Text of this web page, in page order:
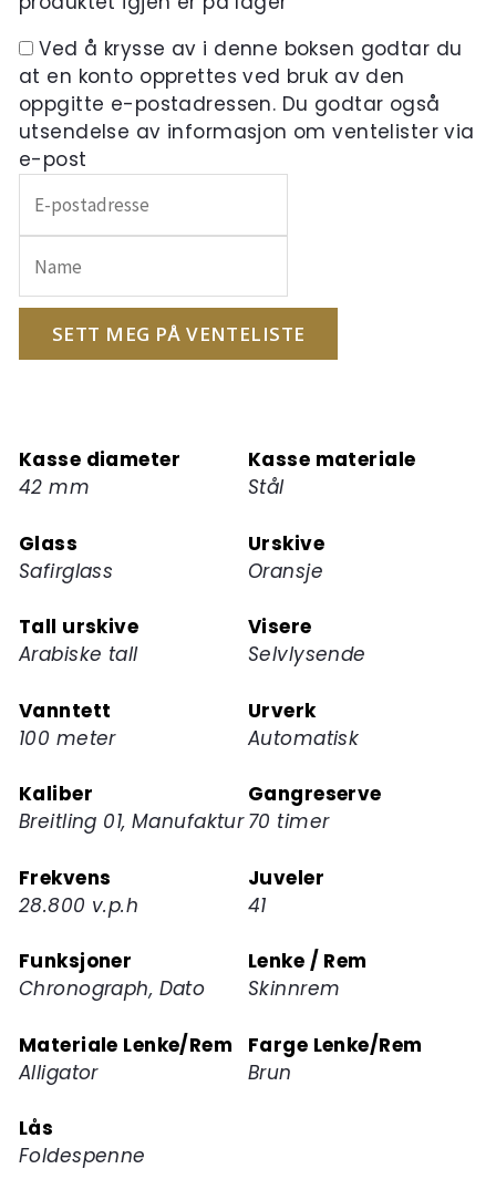
Ved å krysse av i denne boksen godtar du
at en konto opprettes ved bruk av den
oppgitte e-postadressen. Du godtar også
utsendelse av informasjon om ventelister via
e-post
inn
e-
postadressen
din
ventelisten
for
produktet
SETT MEG PÅ VENTELISTE
Kasse diameter
42 mm
Kasse materiale
Stål
Glass
Safirglass
Urskive
Oransje
Tall urskive
Arabiske tall
Visere
Selvlysende
Vanntett
100 meter
Urverk
Automatisk
Kaliber
Breitling 01, Manufaktur
Gangreserve
70 timer
Frekvens
28.800 v.p.h
Juveler
41
Funksjoner
Chronograph, Dato
Lenke / Rem
Skinnrem
Materiale Lenke/Rem
Alligator
Farge Lenke/Rem
Brun
Lås
Foldespenne